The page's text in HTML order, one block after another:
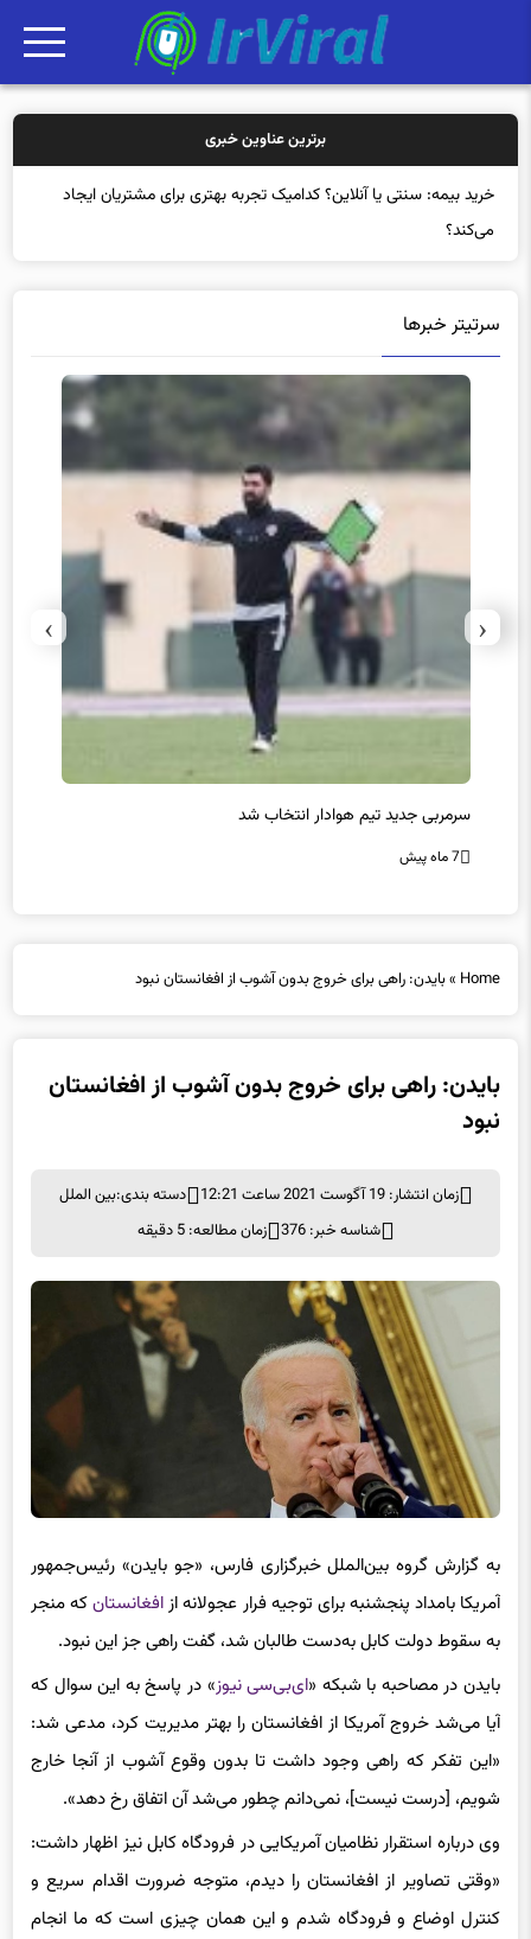
برترین عناوین خبری
خرید بیم
سرمربی جدید تیم هوادار انتخاب شد
7 ماه پیش
نبود
شناسه خبر: 376
زمان مطالعه: 5 دقیقه
آمریکا بامداد پنجشنبه برای توجیه فرار عجولانه ازافغانستانکه منجر
به سقوط دولت کابل به‌دست طالبان شد، گفت راهی جز این نبود.
بایدن در مصاحبه با شبکه «ای‌بی‌سی نیوز » در پاسخ به این سوال که
آیا می‌شد خروج آمریکا از افغانستان را بهتر مدیریت کرد، مدعی شد:
«این تفکر که راهی وجود داشت تا بدون وقوع آشوب از آنجا خارج
شویم، [درست نیست]، نمی‌دانم چطور می‌شد آن اتفاق رخ دهد».
وی درباره استقرار نظامیان آمریکایی در فرودگاه کابل نیز اظهار داشت:
«وقتی تصاویر از افغانستان را دیدم، متوجه ضرورت اقدام سریع و
کنترل اوضاع و فرودگاه شدم و این همان چیزی است که ما انجام
دادیم».